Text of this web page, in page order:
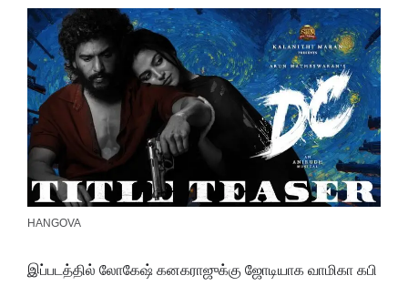
HANGOVA
இப்படத்தில் லோகேஷ் கனகராஜுக்கு ஜோடியாக வாமிகா கபி